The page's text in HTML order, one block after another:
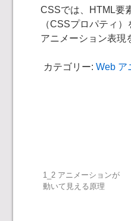
CSSでは、HTML要
（CSSプロパティ
アニメーション表現
カテゴリー: Web ア
投
1_2 アニメーションが
動いて見える原理